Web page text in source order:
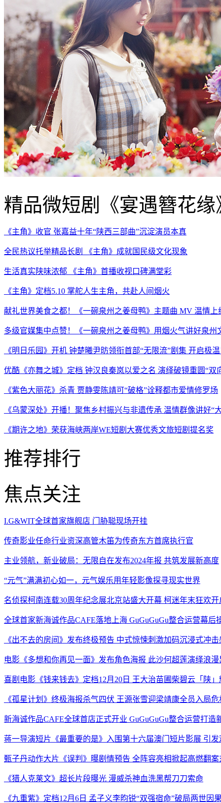
精品微短剧《宴遇簪花
《主角》收官 张嘉益十年“陕西三部曲”沉淀演员本真
全民热议托举精品长剧 《主角》成就国民级文化现象
生活真实陕味浓郁 《主角》首播收视口碑满堂彩
《主角》定档5.10 掌舵人生主角，共赴人间烟火
献礼世界美食之都！《一碗泉州之姜母鸭》主题曲 MV 温情上
多级官媒集中点赞！《一碗泉州之姜母鸭》用烟火气讲好泉州
《明日乐园》开机 钟楚曦尹昉领衔首部“无限流”剧集 开启极
优酷《亦舞之城》定档 钟汉良秦岚以爱之名 演绎破镜重圆“双
《紫色大丽花》杀青 贾静雯陈靖可“破格”诠释都市爱情修罗场
《乌蒙深处》开播！聚焦乡村振兴与非遗传承 温情群像讲好“
《期许之地》荣获海峡两岸WE短剧大赛优秀文旅短剧提名奖
推荐排行
焦点关注
I.G&WIT全球首家旗舰店 门胁聪现场开挂
传奇影业任命行业资深高管木笛为传奇东方首席执行官
主业领航，新业破局：无限自在发布2024年报 共筑发展新高度
“元气”满满初心如一，元气娱乐用年轻影像探寻现实世界
名侦探柯南连载30周年纪念展北京站盛大开幕 柯迷年末狂欢开
全球首家新海诚作品CAFE落地上海 GuGuGuGu整合运营幕后
《出不去的房间》发布终极预告 中式惊悚刺激加码沉浸式冲击
电影《多想和你再见一面》发布角色海报 此沙何超莲演绎浪
喜剧电影《钱来钱去》定档12月20日 王大治苗圃柴碧云「陕
《孤星计划》终极海报杀气四伏 王源张雪迎梁靖康全员入局
新海诚作品CAFE全球首店正式开业 GuGuGuGu整合运营打造
蒋一导演短片《最重要的是》入围第十六届澳门短片影展 引
甄子丹动作大片《误判》曝剧情预告 全阵容亮相掀起高燃翻案
《猎人克莱文》超长片段曝光 漫威杀神血洗黑帮刀刀索命
《九重紫》定档12月6日 孟子义李昀锐“双强宿命”破局两世因